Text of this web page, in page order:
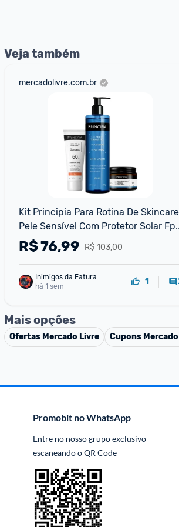
Veja também
mercadolivre.com.br
Kit Principia Para Rotina De Skincare
Pele Sensível Com Protetor Solar
60
R$ 103,00
R$76,99
Inimigos da Fatura
há 1 sem
1
Mais opções
Ofertas Mercado Livre Cupons
Promobit no WhatsApp
Entre no nosso grupo exclusivo
escaneando o QR Code